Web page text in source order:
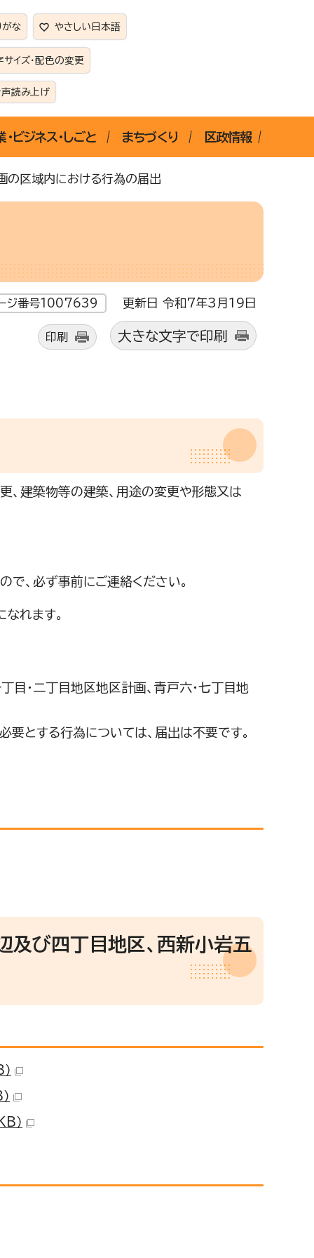
がな やさしい日本語
サイズ・配色の変更
読み上げ
・ビジネス・しごと まちづくり 区政情報
区域内における行為の届出
ジ番号1007639 更新日 令和7年3月19日
印刷 大きな文字で印刷
建築物等の建築、用途の変更や形態又は
、必ず事前にご連絡ください。
れます。
・二丁目地区地区計画、青戸六・七丁目地
とする行為については、届出は不要です。
及び四丁目地区、西新小岩五
）